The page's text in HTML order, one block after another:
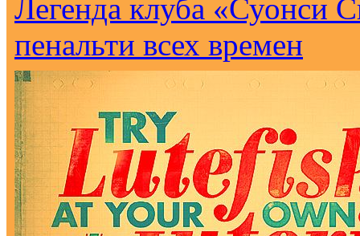
Легенда клуба «Суонси
пенальти всех времен